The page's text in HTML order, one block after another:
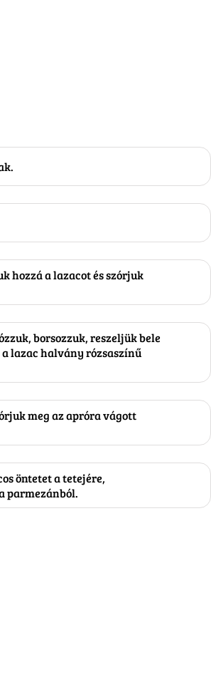
hozzá a lazacot és szórjuk
borsozzuk, reszeljük bele
lazac halvány rózsaszínű
meg az apróra vágott
öntetet a tetejére,
parmezánból.